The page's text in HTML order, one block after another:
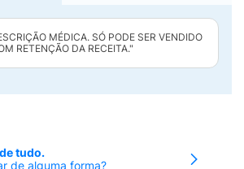
MÉDICA. SÓ PODE SER VENDIDO
RETENÇÃO DA RECEITA."
tudo.
de alguma forma?